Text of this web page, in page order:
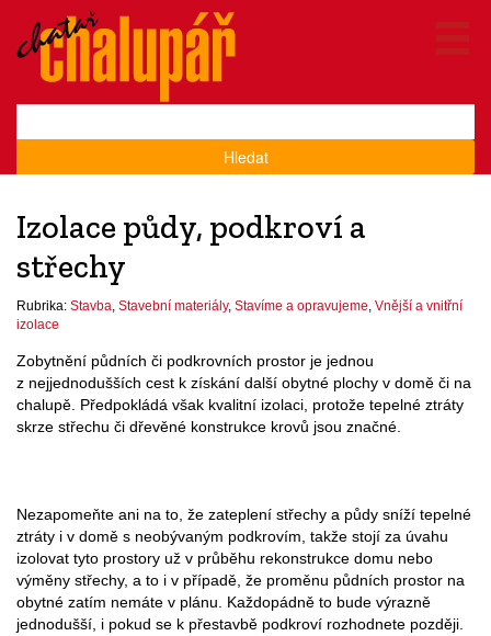
Hledat
Izolace půdy, podkroví a
střechy
Rubrika: Stavba Stavební materiály, Stavíme a opravujeme Vnější a vnitřní
izolace
Zobytnění půdních či podkrovních prostor je jednou
z nejjednodušších cest k získání další obytné plochy v domě či na
chalupě. Předpokládá však kvalitní izolaci, protože tepelné ztráty
skrze střechu či dřevěné konstrukce krovů jsou značné.
Nezapomeňte ani na to, že zateplení střechy a půdy sníží tepelné
ztráty i v domě s neobývaným podkrovím, takže stojí za úvahu
izolovat tyto prostory už v průběhu rekonstrukce domu nebo
výměny střechy, a to i v případě, že proměnu půdních prostor na
obytné zatím nemáte v plánu. Každopádně to bude výrazně
jednodušší, i pokud se k přestavbě podkroví rozhodnete později.